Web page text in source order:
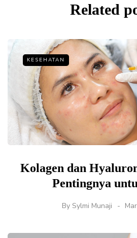
Related
KESEHATAN
Kolagen dan
Pentingnya
By Sylmi Munaji